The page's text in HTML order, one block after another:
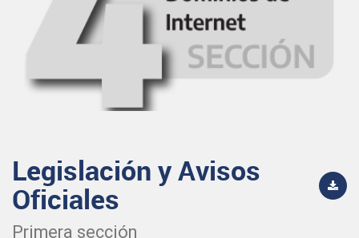
Legislación y Avisos
Oficiales
Primera sección